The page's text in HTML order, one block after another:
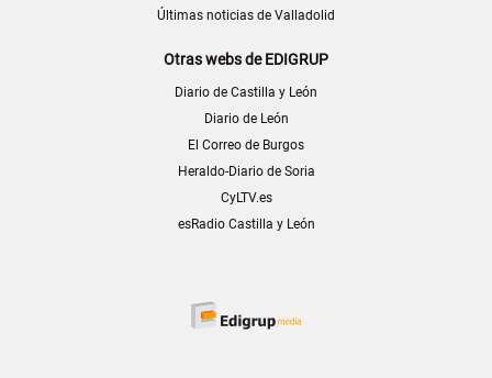
Últimas noticias de Valladolid
Otras webs de EDIGRUP
Diario de Castilla y León
Diario de León
El Correo de Burgos
Heraldo-Diario de Soria
CyLTV.es
esRadio Castilla y León